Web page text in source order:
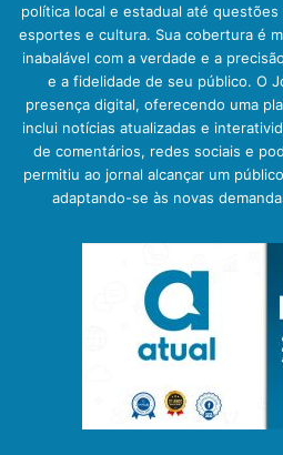
política local e estadual até
esportes e cultura. Sua cobertura é
inabalável com a verdade e a
e a fidelidade de seu público. O
presença digital, oferecendo uma
inclui notícias atualizadas e
de comentários, redes sociais e
permitiu ao jornal alcançar um
adaptando-se às novas